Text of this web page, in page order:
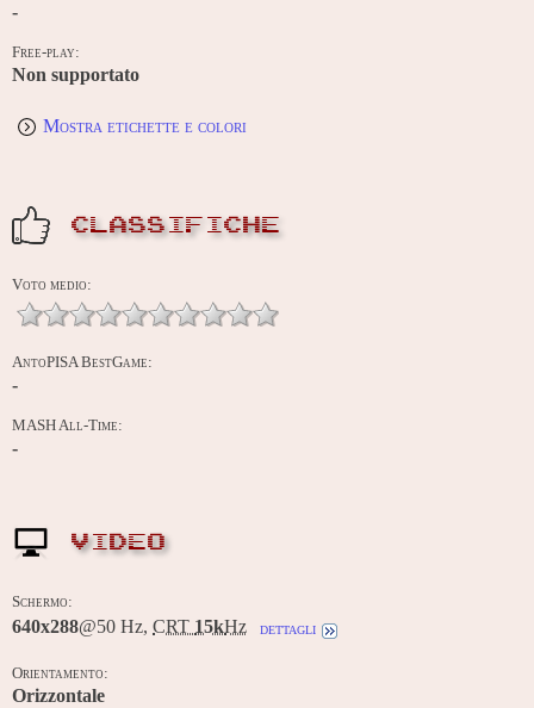
-
Free-play:
Non supportato
Mostra etichette e colori
CLASSIFICHE
Voto medio:
AntoPISA BestGame:
-
MASH All-Time:
-
VIDEO
Schermo:
640x288@50 Hz, CRT 15kHz dettagli
Orientamento:
Orizzontale